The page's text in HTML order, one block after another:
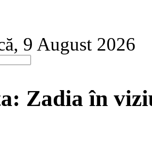
9 August 2026
Zadia în